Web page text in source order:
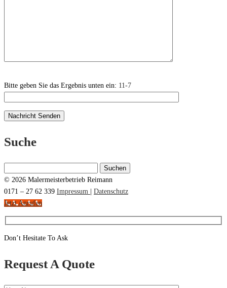
Bitte geben Sie das Ergebnis unten ein: 11-7
Suche
nach:
© 2026 Malermeisterbetrieb Reimann
0171 – 27 62 339 Impressum
Datenschutz
Jetzt Anrufen
Don’t Hesitate To Ask
Request A Quote